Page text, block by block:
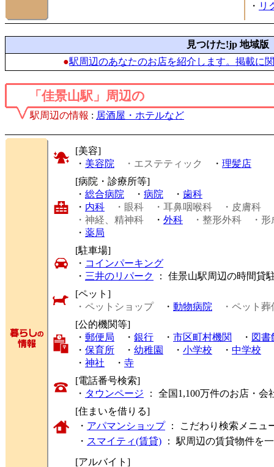
・ リ
見つけた!jp 地域版
●駅周辺のあなたのお店を紹介します。掲載に
「佳景山駅」周辺の
駅周辺の情報 : 居酒屋・ホテルなど
[美容]
・ 美容院 ・エステティック ・ 理髪店
[病院・診療所等]
・ 総合病院 ・ 病院 ・ 歯科
・ 内科 ・眼科 ・耳鼻咽喉科 ・皮膚科
・神経、精神科 ・ 外科 ・整形外科
・
・ 薬局
[駐車場]
・ コインパーキング
・ 三井のリパーク
： 佳景山駅周辺の時間貸
[ペット]
・ペットショップ・ 動物病院
・ペット葬
[公的機関等]
・ 郵便局 ・ 銀行 ・ 市区町村機関 ・ 図書
・ 保育所 ・ 幼稚園 ・ 小学校 ・ 中学校
・ 神社 ・ 寺
[電話番号検索]
・ タウンページ ： 全国1,100万件のお店・
[住まいを借りる]
・ アパマンショップ： こだわり検索メニュ
・ スマイティ(賃貸) ： 駅周辺の賃貸物件を
[アルバイト]